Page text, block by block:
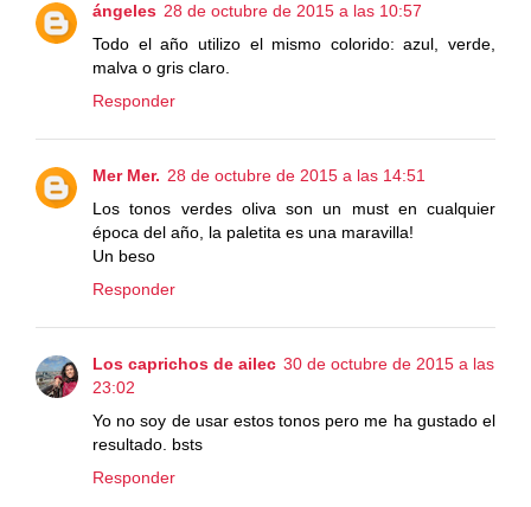
ángeles 28 de octubre de 2015 a las 10:57
Todo el año utilizo el mismo colorido: azul, verde,
malva o gris claro.
Responder
Mer Mer. 28 de octubre de 2015 a las 14:51
Los tonos verdes oliva son un must en cualquier
época del año, la paletita es una maravilla!
Un beso
Responder
Los caprichos de ailec 30 de octubre de 2015 a las
23:02
Yo no soy de usar estos tonos pero me ha gustado el
resultado. bsts
Responder